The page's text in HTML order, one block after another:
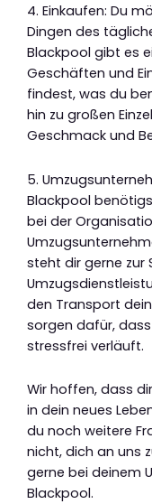
4. Einkaufen: Du
Dingen des
Blackpool gibt es
Geschäften und
findest, was du
hin zu großen
Geschmack und
5.
Blackpool
bei der
steht dir gerne zur
den Transport
sorgen dafür,
stressfrei verläuft.
Wir hoffen, dass
in dein neues
du noch weitere
nicht, dich an uns
gerne bei deinem
Blackpool.